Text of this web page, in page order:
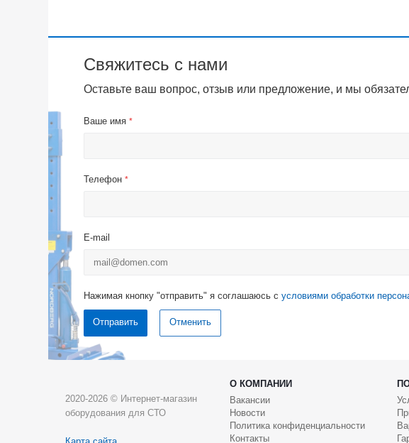
Свяжитесь с нами
Оставьте ваш вопрос, отзыв или предложение, и мы
Ваше имя *
Телефон *
E-mail
Нажимая кнопку "отправить" я соглашаюсь с условиями обработки
Отменить
2020-2026 © Интернет-магазин
оборудования для СТО
О КОМПАНИИ
Вакансии
Новости
Политика конфиденциальности
Контакты